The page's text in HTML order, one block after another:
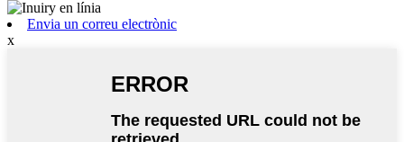
Envia un correu electrònic
x